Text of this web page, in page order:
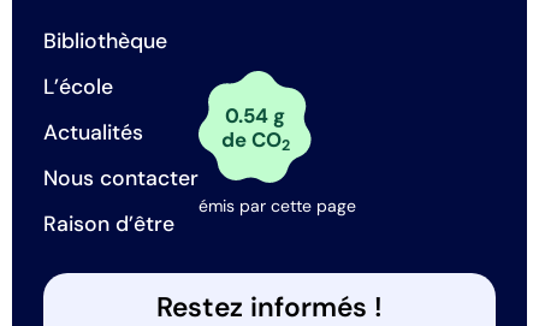
Bibliothèque
L’école
Actualités
Nous contacter
Raison d’être
0.54 g
de CO2
émis par cette page
Restez informés !